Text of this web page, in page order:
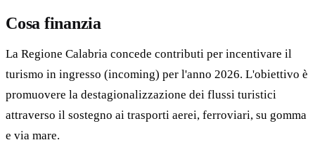
Cosa finanzia
La Regione Calabria concede contributi per incentivare il
turismo in ingresso (incoming) per l'anno 2026. L'obiettivo è
promuovere la destagionalizzazione dei flussi turistici
attraverso il sostegno ai trasporti aerei, ferroviari, su gomma
e via mare.